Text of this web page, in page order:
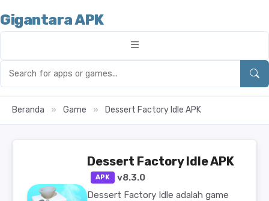
Gigantara APK
Beranda » Game » Dessert Factory Idle APK
Dessert Factory Idle APK
APK
v8.3.0
Dessert Factory Idle adalah game